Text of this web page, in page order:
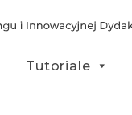
Tutoriale